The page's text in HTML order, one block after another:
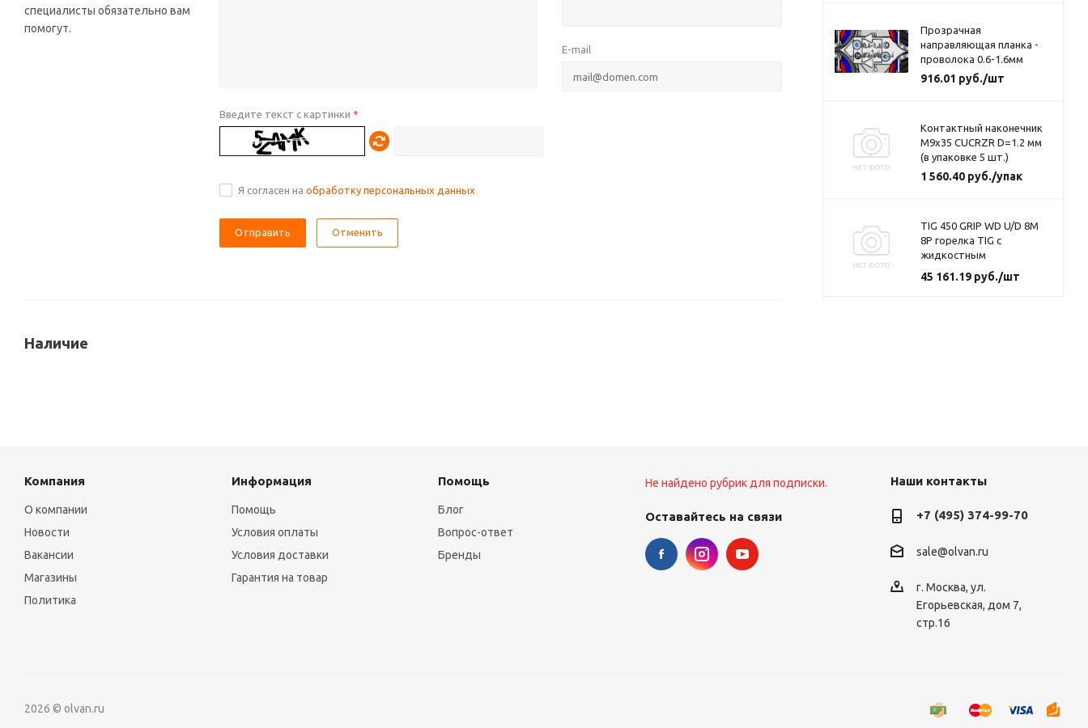
специалисты обязательно вам
помогут.
E-mail
Введите текст с картинки *
Я согласен наобработку персональных данных
Отменить
Наличие
Прозрачная
направляющая планка -
проволока 0.6-1.6мм
916.01 руб./шт
Контактный наконечник
M9x35 CUCRZR D=1.2 мм
(в упаковке 5 шт.)
1 560.40руб./упак
TIG 450 GRIP WD U/D 8M
8P горелка TIG c
жидкостным
45 161.19руб./шт
Компания
О компании
Новости
Вакансии
Магазины
Политика
Информация
Помощь
Условия оплаты
Условия доставки
Гарантия на товар
Помощь
Блог
Вопрос-ответ
Бренды
Не найдено рубрик для подписки.
Оставайтесь на связи
Наши контакты
+7 (495) 374-99-70
sale@olvan.ru
г. Москва, ул.
Егорьевская, дом 7,
стр.16
2026 © olvan.ru